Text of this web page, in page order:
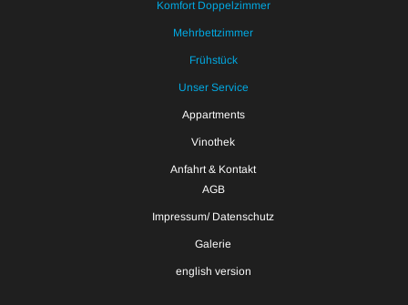
Komfort Doppelzimmer
Mehrbettzimmer
Frühstück
Unser Service
Appartments
Vinothek
Anfahrt & Kontakt
AGB
Impressum/ Datenschutz
Galerie
english version